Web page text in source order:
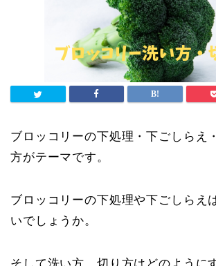
ブロッコリーの下処理・下ごしらえ
方がテーマです。
ブロッコリーの下処理や下ごしらえ
いでしょうか。